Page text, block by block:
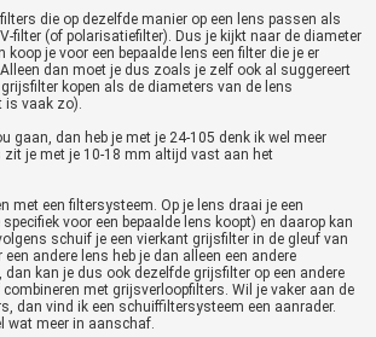
die op dezelfde manier op een lens passen als
filter (of polarisatiefilter). Dus je kijkt naar de diameter
koop je voor een bepaalde lens een filter die je er
dan moet je dus zoals je zelf ook al suggereert
kopen als de diameters van de lens
is vaak zo).
gaan, dan heb je met je 24-105 denk ik wel meer
zit je met je 10-18 mm altijd vast aan het
met een filtersysteem. Op je lens draai je een
voor een bepaalde lens koopt) en daarop kan
schuif je een vierkant grijsfilter in de gleuf van
andere lens heb je dan alleen een andere
dan kan je dus ook dezelfde grijsfilter op een andere
combineren met grijsverloopfilters. Wil je vaker aan de
dan vind ik een schuiffiltersysteem een aanrader.
wat meer in aanschaf.